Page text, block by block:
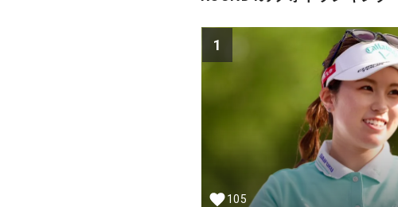
1
105